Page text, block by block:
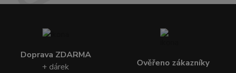
Doprava ZDARMA
+ dárek
Ověřeno zákazníky